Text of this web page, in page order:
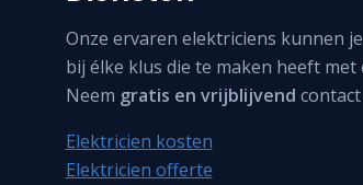
Onze ervaren elektriciens kunnen
bij élke klus die te maken heeft met
Neem gratis en vrijblijvend
Elektricien kosten
Elektricien offerte